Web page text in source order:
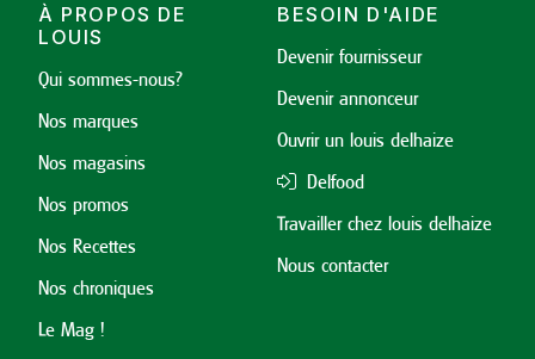
À PROPOS DE
LOUIS
Qui sommes-nous?
Nos marques
Nos magasins
Nos promos
Nos Recettes
Nos chroniques
Le Mag !
BESOIN D'AIDE
Devenir fournisseur
Devenir annonceur
Ouvrir un louis delhaize
Delfood
Travailler chez louis delhaize
Nous contacter